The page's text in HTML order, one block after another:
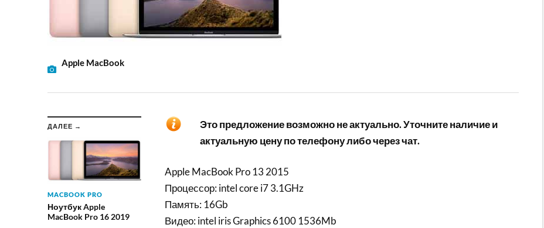
Apple MacBook
ДАЛЕЕ →
MACBOOK PRO
Ноутбук Apple
MacBook Pro 16 2019
Это предложение возможно не актуально. Уточните наличие и
актуальную цену по телефону либо через чат.
Apple MacBook Pro 13 2015
Процессор: intel core i7 3.1GHz
Память: 16Gb
Видео: intel iris Graphics 6100 1536Mb